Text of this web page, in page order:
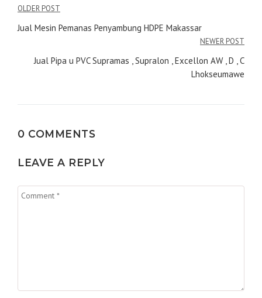
Navigasi
pos
OLDER POST
Jual Mesin Pemanas Penyambung HDPE Makassar
NEWER POST
Jual Pipa u PVC Supramas , Supralon , Excellon AW , D , C
Lhokseumawe
0 COMMENTS
LEAVE A REPLY